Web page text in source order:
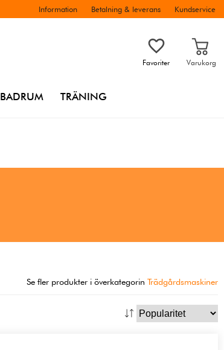
Information Betalning & leverans Kundservice
Favoriter Varukorg
BADRUM TRÄNING
Se fler produkter i överkategorin Trädgårdsmaskiner